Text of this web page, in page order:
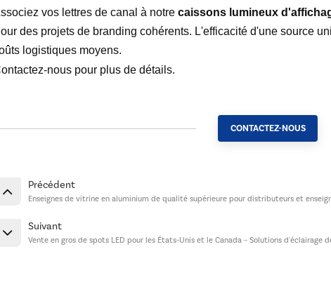
vos lettres de canal à notre caissons lumineux
des projets de branding cohérents. L'efficacité d'une source
logistiques moyens.
nous pour plus de détails.
CONTACTEZ-NOUS
Précédent
Enseignes de vitrine en aluminium de qualité supérieure pour distributeurs et
Suivant
Vente en gros de spots LED pour les États-Unis et le Canada – Solutions